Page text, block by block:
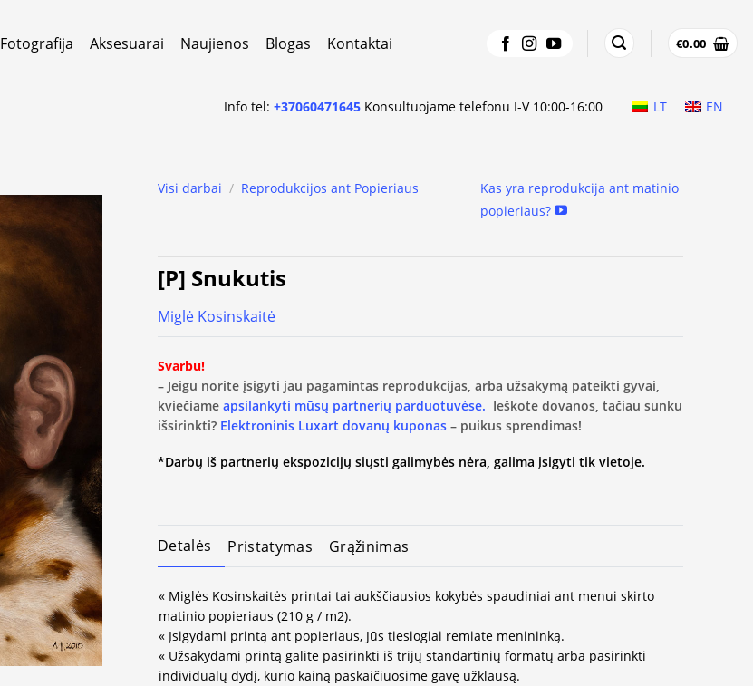
Fotografija Aksesuarai Naujienos Blogas Kontaktai €0.00
Info tel:+37060471645 Konsultuojame telefonu I-V 10:00-16:00 LT EN
Visi darbai / Reprodukcijos ant Popieriaus
Kas yra reprodukcija ant matinio
popieriaus?
[P] Snukutis
Miglė Kosinskaitė
Svarbu!
– Jeigu norite įsigyti jau pagamintas reprodukcijas, arba užsakymą pateikti gyvai,
kviečiame apsilankyti mūsų partnerių parduotuvėse. Ieškote dovanos, tačiau sunku
išsirinkti? Elektroninis Luxart dovanų kuponas – puikus sprendimas!
*Darbų iš partnerių ekspozicijų siųsti galimybės nėra, galima įsigyti tik vietoje.
Detalės Pristatymas Grąžinimas
« Miglės Kosinskaitės printai tai aukščiausios kokybės spaudiniai ant menui skirto
matinio popieriaus (210 g / m2).
« Įsigydami printą ant popieriaus, Jūs tiesiogiai remiate menininką.
« Užsakydami printą galite pasirinkti iš trijų standartinių formatų arba pasirinkti
individualų dydį, kurio kainą paskaičiuosime gavę užklausą.